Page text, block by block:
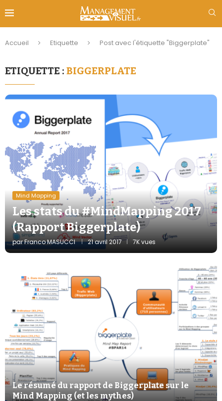
Accueil Etiquette Post avec l'étiquette "Biggerplate"
ETIQUETTE : BIGGERPLATE
Mind Mapping
Les stats du #MindMapping 2017
(Rapport Biggerplate)
parFranco MASUCCI 21 avril 2017 7K vues
Le résumé du rapport de Biggerplate sur le
Mind Mapping (et les mythes)